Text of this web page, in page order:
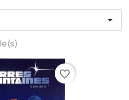

favorite_border